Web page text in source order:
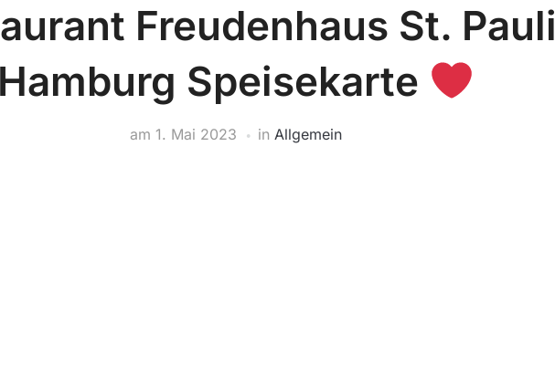
Freudenhaus St. Pauli
Hamburg Speisekarte
am 1. Mai 2023 in Allgemein